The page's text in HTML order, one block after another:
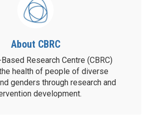
About CBRC
Research Centre (CBRC)
health of people of diverse
genders through research and
development.